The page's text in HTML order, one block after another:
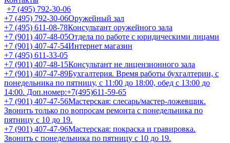
+7 (495) 792-30-06
+7 (495) 792-30-06Оружейный зал
+7 (495) 611-08-78Консультант оружейного зала
+7 (901) 407-48-05Отдела по работе с юридическими лицами
+7 (901) 407-47-54Интернет магазин
+7 (495) 611-33-05
+7 (901) 407-48-15Консультант не лицензионного зала
+7 (901) 407-47-89Бухгалтерия. Время работы бухгалтерии, с
понедельника по пятницу, с 11:00 до 18:00, обед с 13:00 до
14:00. Доп.номер:+7(495)611-59-65
+7 (901) 407-47-56Мастерская: слесарь/мастер-ложевщик.
Звонить только по вопросам ремонта с понедельника по
пятницу с 10 до 19.
+7 (901) 407-47-96Мастерская: покраска и гравировка.
Звонить с понедельника по пятницу с 10 до 19.